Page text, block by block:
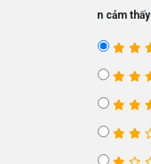
Bạn cảm